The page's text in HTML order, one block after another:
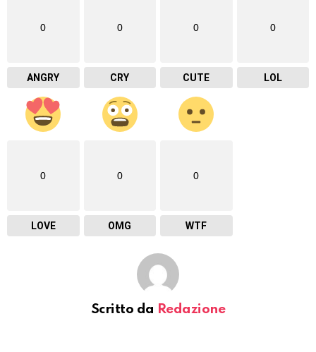
0
ANGRY
0
CRY
0
CUTE
0
LOL
0
LOVE
0
OMG
0
WTF
Scritto da Redazione